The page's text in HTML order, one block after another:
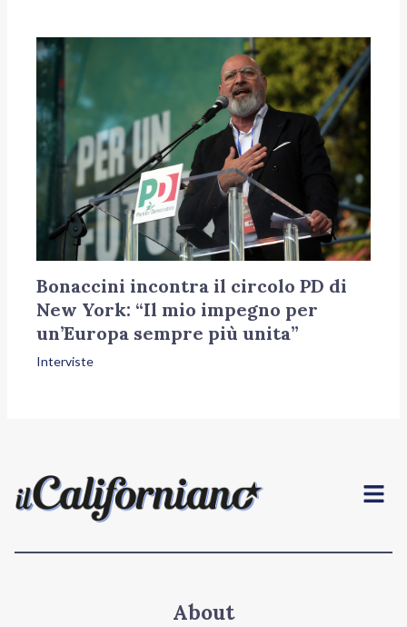
Bonaccini incontra il circolo PD di
New York: “Il mio impegno per
un’Europa sempre più unita”
Interviste
Menu
About